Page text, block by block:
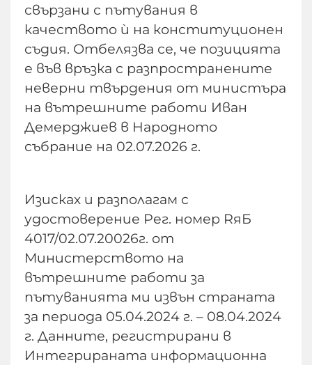
свързани с пътувания в
качеството ѝ на конституционен
съдия. Отбелязва се, че позицията
е във връзка с разпространените
неверни твърдения от министъра
на вътрешните работи Иван
Демерджиев в Народното
събрание на 02.07.2026 г.
Изисках и разполагам с
удостоверение Рег. номер RяБ
4017/02.07.20026г. от
Министерството на
вътрешните работи за
пътуванията ми извън страната
за периода 05.04.2024 г. – 08.04.2024
г. Данните, регистрирани в
Интегрираната информационна